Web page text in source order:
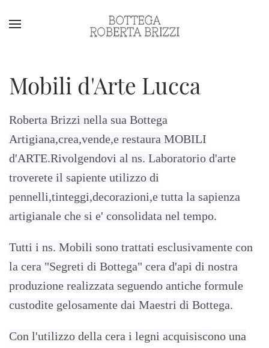
Mobili d'Arte Lucca
Roberta Brizzi nella sua Bottega
Artigiana,crea,vende,e restaura MOBILI
d'ARTE.Rivolgendovi al ns. Laboratorio d'arte
troverete il sapiente utilizzo di
pennelli,tinteggi,decorazioni,e tutta la sapienza
artigianale che si e' consolidata nel tempo.
Tutti i ns. Mobili sono trattati esclusivamente con
la cera "Segreti di Bottega" cera d'api di nostra
produzione realizzata seguendo antiche formule
custodite gelosamente dai Maestri di Bottega.
Con l'utilizzo della cera i legni acquisiscono una